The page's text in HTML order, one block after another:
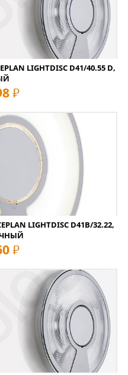
LIGHTDISC D41/40.55 D,
руб
LIGHTDISC D41B/32.22,
руб